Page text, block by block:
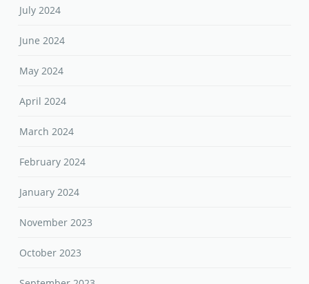
July 2024
June 2024
May 2024
April 2024
March 2024
February 2024
January 2024
November 2023
October 2023